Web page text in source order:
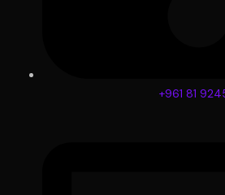
+961 81